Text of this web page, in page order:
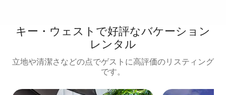
キー・ウェストで好評なバケーション
レンタル
立地や清潔さなどの点でゲストに高評価のリスティング
です。